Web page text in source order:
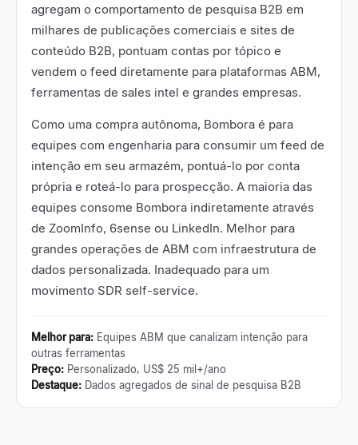
agregam o comportamento de pesquisa B2B em
milhares de publicações comerciais e sites de
conteúdo B2B, pontuam contas por tópico e
vendem o feed diretamente para plataformas ABM,
ferramentas de sales intel e grandes empresas.
Como uma compra autônoma, Bombora é para
equipes com engenharia para consumir um feed de
intenção em seu armazém, pontuá-lo por conta
própria e roteá-lo para prospecção. A maioria das
equipes consome Bombora indiretamente através
de ZoomInfo, 6sense ou LinkedIn. Melhor para
grandes operações de ABM com infraestrutura de
dados personalizada. Inadequado para um
movimento SDR self-service.
Melhor para: Equipes ABM que canalizam intenção para
outras ferramentas
Preço: Personalizado, US$ 25 mil+/ano
Destaque: Dados agregados de sinal de pesquisa B2B